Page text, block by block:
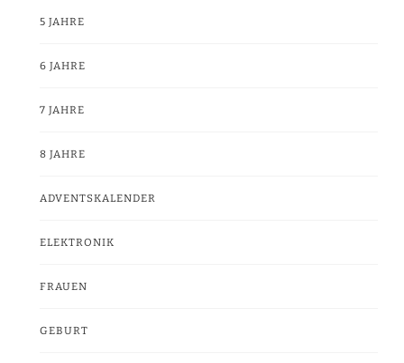
5 JAHRE
6 JAHRE
7 JAHRE
8 JAHRE
ADVENTSKALENDER
ELEKTRONIK
FRAUEN
GEBURT